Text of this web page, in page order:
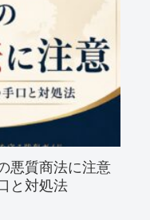
悪質商法に注意
と対処法